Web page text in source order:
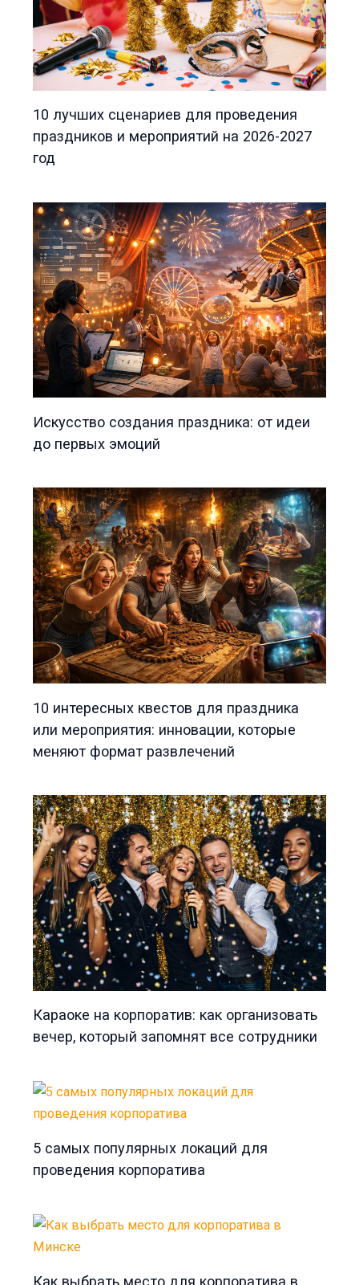
10 лучших сценариев для проведения
праздников и мероприятий на 2026-2027
год
Искусство создания праздника: от идеи
до первых эмоций
10 интересных квестов для праздника
или мероприятия: инновации, которые
меняют формат развлечений
Караоке на корпоратив: как организовать
вечер, который запомнят все сотрудники
5 самых популярных локаций для
проведения корпоратива
Как выбрать место для корпоратива в